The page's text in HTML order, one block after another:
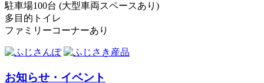
駐車場100台 (大型車両スペースあり)
多目的トイレ
ファミリーコーナーあり
お知らせ・イベント